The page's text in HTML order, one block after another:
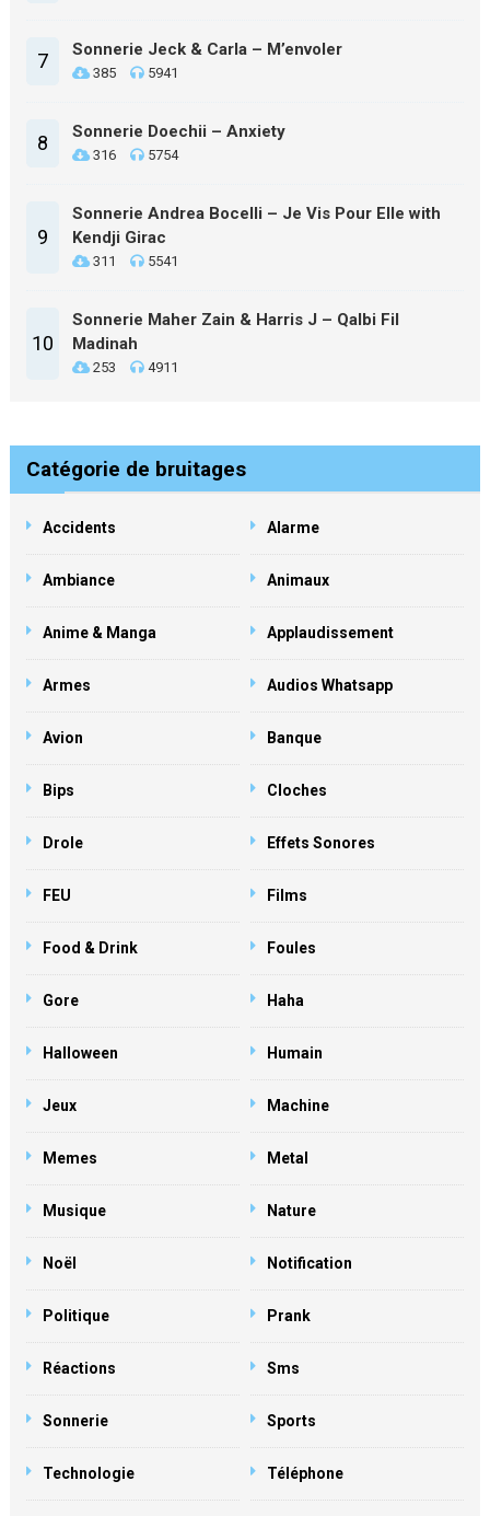
7 Sonnerie Jeck & Carla – M’envoler
385 5941
8 Sonnerie Doechii – Anxiety
316 5754
9
Sonnerie Andrea Bocelli – Je Vis Pour Elle with
Kendji Girac
311 5541
10
Sonnerie Maher Zain & Harris J – Qalbi Fil
Madinah
253 4911
Catégorie de bruitages
Accidents Alarme
Ambiance Animaux
Anime & Manga Applaudissement
Armes Audios Whatsapp
Avion Banque
Bips Cloches
Drole Effets Sonores
FEU Films
Food & Drink Foules
Gore Haha
Halloween Humain
Jeux Machine
Memes Metal
Musique Nature
Noël Notification
Politique Prank
Réactions Sms
Sonnerie Sports
Technologie Téléphone